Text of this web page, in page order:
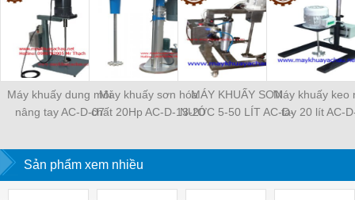
Máy khuấy dung môi
nâng tay AC-D-07
Máy khuấy sơn hóa
chất 20Hp AC-D-13-20
MÁY KHUẤY SƠN
NƯỚC 5-50 LÍT AC-D-
Máy khuấy keo
tay 20 lít AC-
Sản phẩm xem nhiều